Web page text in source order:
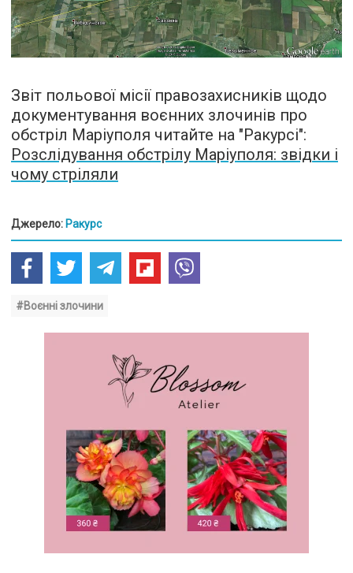
Звіт польової місії правозахисників щодо
документування воєнних злочинів про
обстріл Маріуполя читайте на "Ракурсі":
Розслідування обстрілу Маріуполя: звідки і
чому стріляли
Джерело: Ракурс
#Воєнні злочини